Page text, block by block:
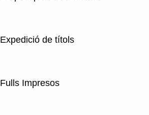
Expedició de títols
Fulls Impresos